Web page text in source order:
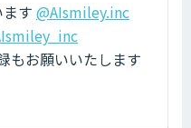
す @AIsmiley.inc
もお願いいたします